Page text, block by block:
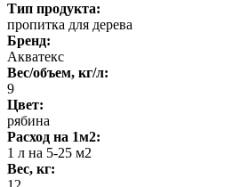
Тип продукта:
пропитка для дерева
Бренд:
Акватекс
Вес/объем, кг/л:
9
Цвет:
рябина
Расход на 1м2:
1 л на 5-25 м2
Вес, кг: